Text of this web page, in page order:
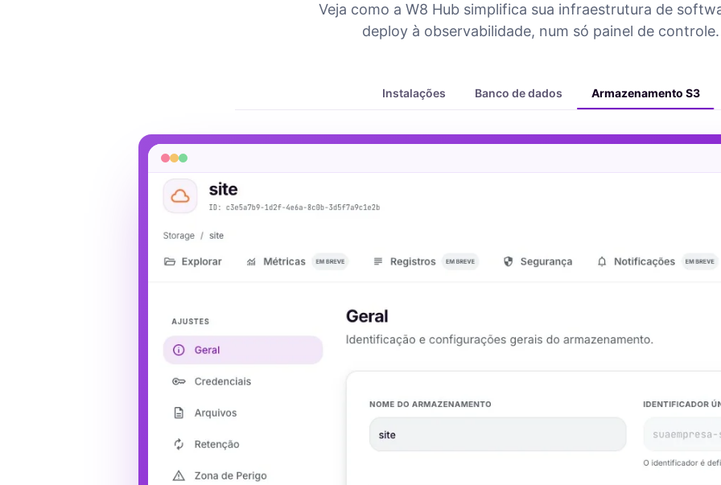
Veja como a W8 Hub simplifica sua infraestrutura de
deploy à observabilidade, num só painel de controle.
Instalações Banco de dados Armazenamento S3